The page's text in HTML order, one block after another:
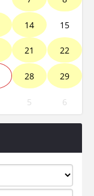
14 15
21 22
28 29
5 6